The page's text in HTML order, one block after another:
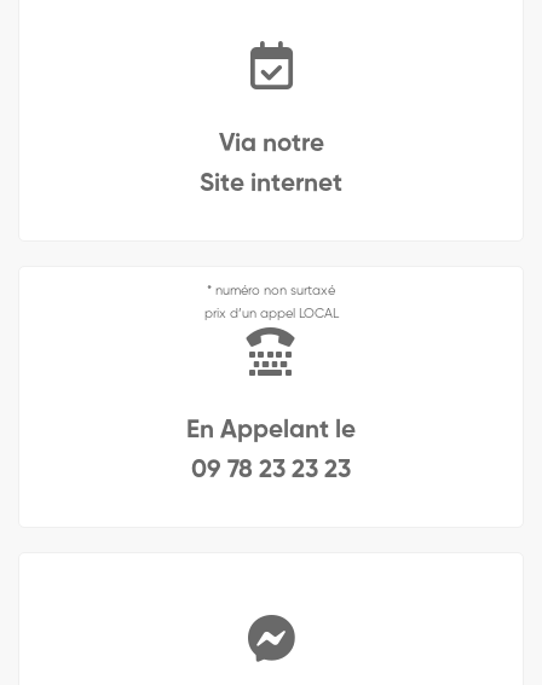
Via notre
Site internet
* numéro non surtaxé
prix d’un appel LOCAL
En Appelant le
09 78 23 23 23